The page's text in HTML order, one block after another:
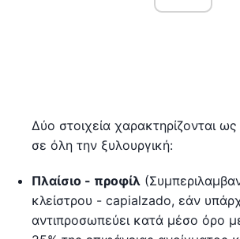
Δύο στοιχεία χαρακτηρίζονται
σε όλη την ξυλουργική:
Πλαίσιο - προφίλ
κλείστρου - capialzado, εάν
αντιπροσωπεύει κατά μέσο όρο